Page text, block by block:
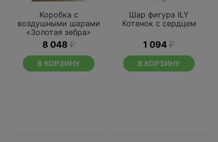
Коробка с
воздушными шарами
«Золотая зебра»
8 048 ₽
В КОРЗИНУ
Шар фигура ILY
Котенок с сердцем
1 094 ₽
В КОРЗИНУ